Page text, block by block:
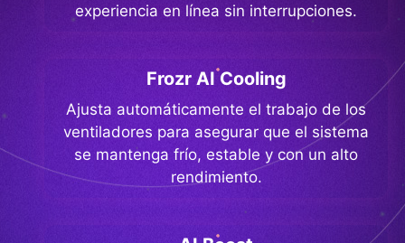
experiencia en línea sin interrupciones.
Frozr AI Cooling
Ajusta automáticamente el trabajo de los
ventiladores para asegurar que el sistema
se mantenga frío, estable y con un alto
rendimiento.